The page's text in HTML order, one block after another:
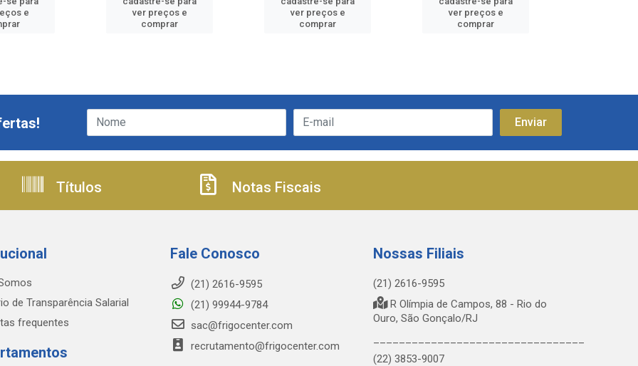
e
ver preços e
comprar
ver preços e
comprar
ver preços e
comprar
Títulos Notas Fiscais
de Transparência Salarial
frequentes
Fale Conosco
(21) 2616-9595
(21) 99944-9784
sac@frigocenter.com
recrutamento@frigocenter.com
Nossas Filiais
(21) 2616-9595
R Olímpia de Campos, 88 - Rio do
Ouro, São Gonçalo/RJ
(22) 3853-9007